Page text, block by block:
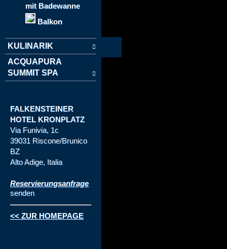
mit Badewanne
Balkon
KULINARIK
ACQUAPURA
SUMMIT SPA
FALKENSTEINER
HOTEL KRONPLATZ
Via Funivia, 1c
39031 Riscone/Brunico
BZ
Alto Adige, Italia
Reservierungsanfrage
senden
<< ZUR HOMEPAGE